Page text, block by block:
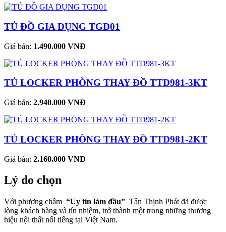
TỦ ĐỒ GIA DỤNG TGD01
Giá bán: 1.490.000 VNĐ
TỦ LOCKER PHÒNG THAY ĐỒ TTD981-3KT
Giá bán: 2.940.000 VNĐ
TỦ LOCKER PHÒNG THAY ĐỒ TTD981-2KT
Giá bán: 2.160.000 VNĐ
Lý do chọn
Với phương châm “Uy tín làm đầu” Tân Thịnh Phát đã được
lòng khách hàng và tín nhiệm, trở thành một trong những thương
hiệu nội thất nổi tiếng tại Việt Nam.